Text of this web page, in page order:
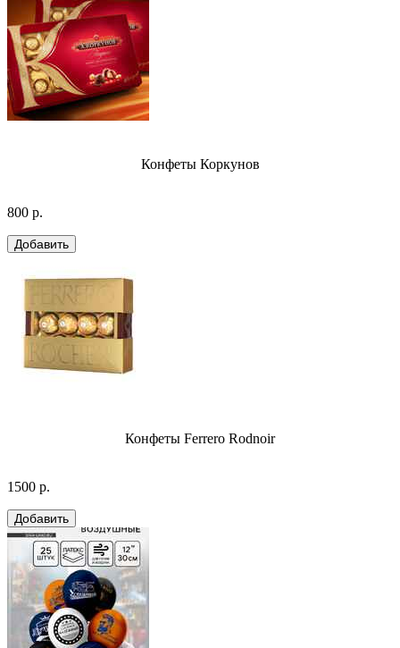
Конфеты Коркунов
800 р.
Конфеты Ferrero Rodnoir
1500 р.